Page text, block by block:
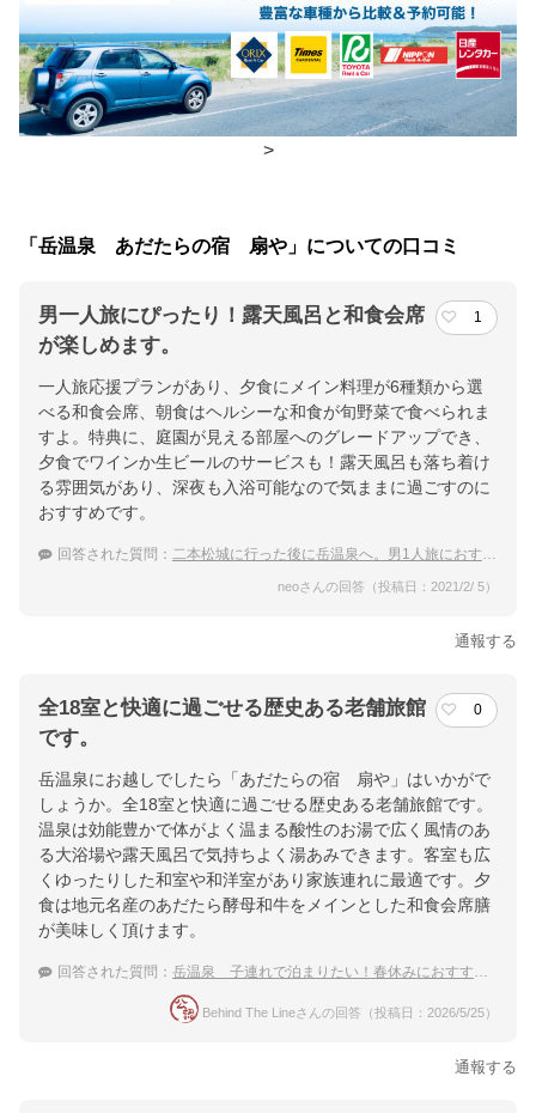
朝食 広間
夕食 広間
チェックイン・チェックアウト時間
チェックアウ
10:00
交通アクセス
提供：楽天トラベル
楽天トラベルで
ホテル詳細を詳しく見る
>
「岳温泉 あだたらの宿 扇や」についての口コミ
男一人旅にぴったり！露天風呂と和食会席
が楽しめます。
1
一人旅応援プランがあり、夕食にメイン料理が6種類から選
べる和食会席、朝食はヘルシーな和食が旬野菜で食べられま
すよ。特典に、庭園が見える部屋へのグレードアップでき、
夕食でワインか生ビールのサービスも！露天風呂も落ち着け
る雰囲気があり、深夜も入浴可能なので気ままに過ごすのに
おすすめです。
回答された質問： 二本松城に行った後に岳温泉へ。男1人旅におすすめな宿は？
neoさんの回答（投稿日：2021/2/ 5）
通報する
全18室と快適に過ごせる歴史ある老舗旅館
です。
0
岳温泉にお越しでしたら「あだたらの宿 扇や」はいかがで
しょうか。全18室と快適に過ごせる歴史ある老舗旅館です。
温泉は効能豊かで体がよく温まる酸性のお湯で広く風情のあ
る大浴場や露天風呂で気持ちよく湯あみできます。客室も広
くゆったりした和室や和洋室があり家族連れに最適です。夕
食は地元名産のあだたら酵母和牛をメインとした和食会席膳
が美味しく頂けます。
回答された質問： 岳温泉 子連れで泊まりたい！春休みにおすすめの穴場な温泉宿
Behind The Lineさんの回答（投稿日：2026/5/25）
通報する